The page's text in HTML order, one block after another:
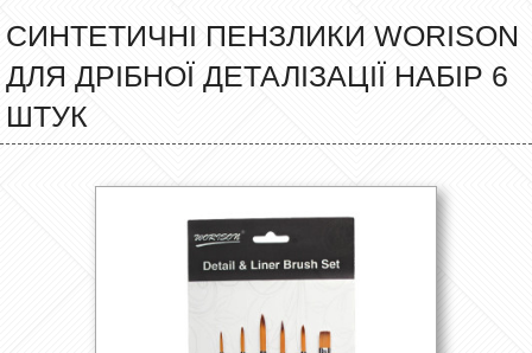
СИНТЕТИЧНІ ПЕНЗЛИКИ WORISON
ДЛЯ ДРІБНОЇ ДЕТАЛІЗАЦІЇ НАБІР 6
ШТУК